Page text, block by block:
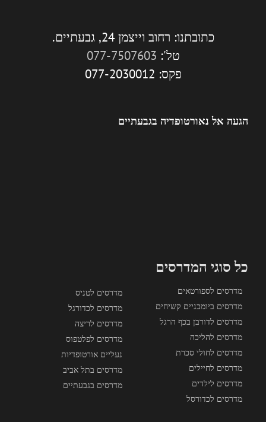
כתובתנו: רחוב וייצמן 24, גבעתיים.
טל': 077-7507603
פקס: 077-2030012
הגעה אל נאורטופדיה בגבעתיים
כל סוגי המדרסים
מדרסים לספורטאים
מדרסים ביומכניים קשיחים
מדרסים לדורבן בכף הרגל
מדרסים להליכה
מדרסים לחולי סכרת
מדרסים לחיילים
מדרסים לילדים
מדרסים לכדורסל
מדרסים לטניס
מדרסים לכדורגל
מדרסים לריצה
מדרסים לפלטפוס
נעליים אורטופדיות
מדרסים בתל אביב
מדרסים בגבעתיים